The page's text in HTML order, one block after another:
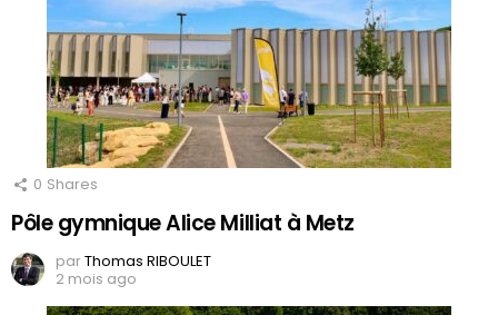
0 Shares
Pôle gymnique Alice Milliat à Metz
parThomas RIBOULET
2 mois ago